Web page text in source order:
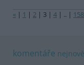
« | 1 | 2 | 3 | 4 | .. |
komentáře